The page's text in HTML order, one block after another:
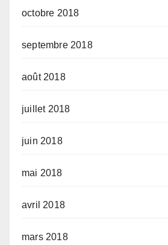
octobre 2018
septembre 2018
août 2018
juillet 2018
juin 2018
mai 2018
avril 2018
mars 2018